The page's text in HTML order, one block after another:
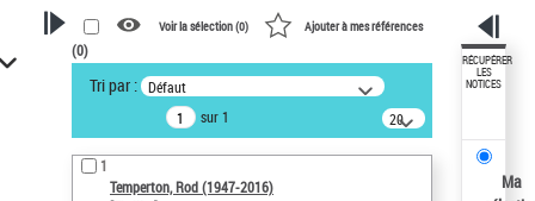
VOTRE RECHERCHE
Recherche avancée dans les
notices d’autorité
Œuvres liées à l'auteur :
Temperton, Rod (1947-2016)
Voir la sélection (0) Ajouter à mes références
(0)
Tri par : Défaut
sur 1
20
résultats/page
1
Temperton, Rod (1947-2016)
RÉCUPÉRER
LES
NOTICES
Ma